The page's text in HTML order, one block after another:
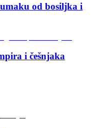
od bosiljka i
i češnjaka